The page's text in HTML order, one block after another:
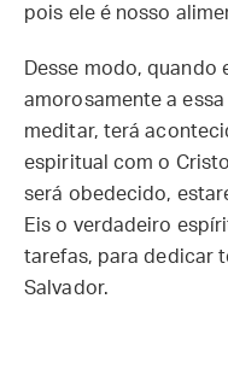
pois ele é nosso
Desse modo,
amorosamente a
meditar, terá
espiritual com o
será obedecido,
Eis o verdadeiro
tarefas, para dedicar
Salvador.